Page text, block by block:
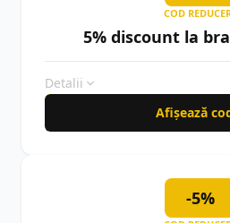
COD
5% discount la
Detalii
Afișează
-5%